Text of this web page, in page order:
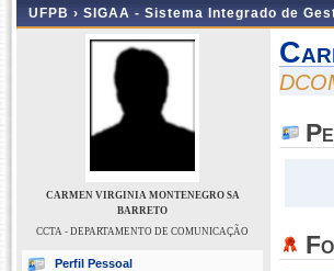
UFPB › SIGAA - Sistema Integrado de
CARMEN VIRGINIA MONTENEGRO SA
BARRETO
CCTA - DEPARTAMENTO DE COMUNICAÇÃO
Perfil Pessoal